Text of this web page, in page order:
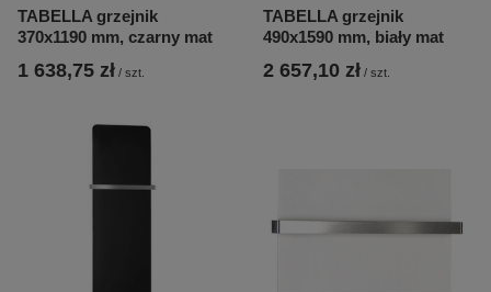
TABELLA grzejnik
370x1190 mm, czarny mat
1 638,75 zł / szt.
TABELLA grzejnik
490x1590 mm, biały mat
2 657,10 zł / szt.